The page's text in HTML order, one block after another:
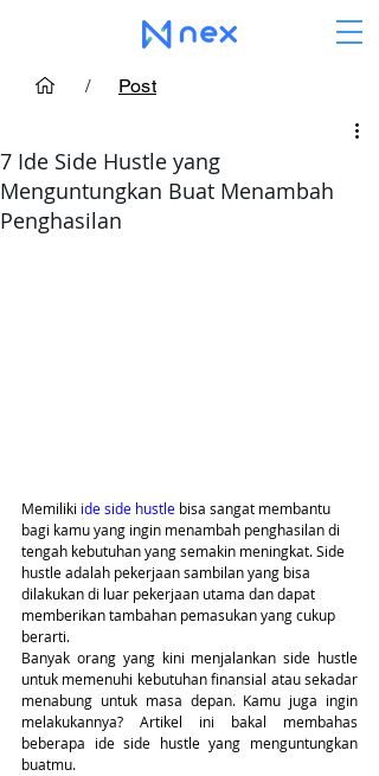
/ Post
7 Ide Side Hustle yang
Menguntungkan Buat Menambah
Penghasilan
Memiliki ide side hustle bisa sangat membantu
bagi kamu yang ingin menambah penghasilan di
tengah kebutuhan yang semakin meningkat. Side
hustle adalah pekerjaan sambilan yang bisa
dilakukan di luar pekerjaan utama dan dapat
memberikan tambahan pemasukan yang cukup
berarti.
Banyak orang yang kini menjalankan side hustle
untuk memenuhi kebutuhan finansial atau sekadar
menabung untuk masa depan. Kamu juga ingin
melakukannya? Artikel ini bakal membahas
beberapa ide side hustle yang menguntungkan
buatmu.